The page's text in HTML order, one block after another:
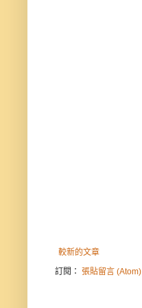
較新的文章
訂閱： 張貼留言 (Atom)